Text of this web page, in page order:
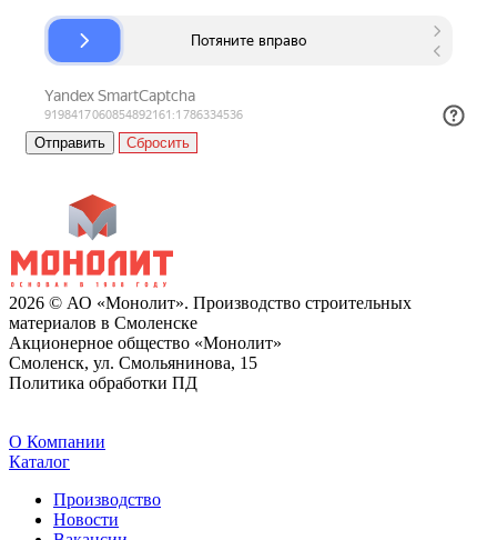
Сбросить
2026 © АО «Монолит». Производство строительных
материалов в Смоленске
Акционерное общество «Монолит»
Смоленск, ул. Смольянинова, 15
Политика обработки ПД
O Компании
Каталог
Производство
Новости